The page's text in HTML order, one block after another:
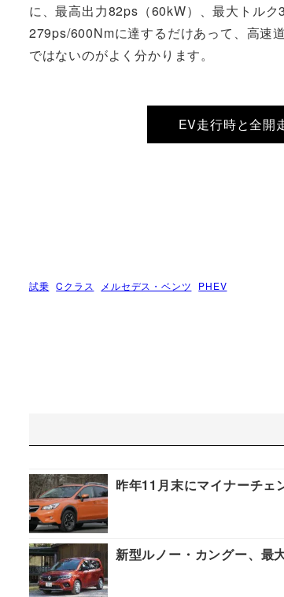
に、最高出力82ps（60kW）、最大トル
279ps/600Nmに達するだけあって、高速
ではないのがよく分かります。
EV走行時と全開
試乗 Cクラス メルセデス・ベンツ PHEV
昨年11月末にマイナーチェ
新型ルノー・カングー、最